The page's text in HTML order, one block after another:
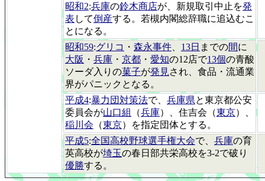
昭和2:兵庫の鈴木商店が、新規取引中止を発
表 して倒産する。若槻内閣総辞職に追込むこ
とになる。
昭和59:グリコ ・ 森永事件 13日 までの間に
大阪 ・ 兵庫 ・ 京都 ・ 愛知の12店で13個の青酸
ソーダ入りの菓子が発見され、食品・流通業
界がパニックとなる。
平成4:暴力団対策法で、 兵庫県と東京都公安
委員会が山口組 （兵庫）、住吉会（東京）、
稲川会 （東京）を指定団体とする。
平成5:全国高校野球選手権大会で、 兵庫の育
英高校が埼玉の春日部共栄高校を3-2で破り
優勝する。